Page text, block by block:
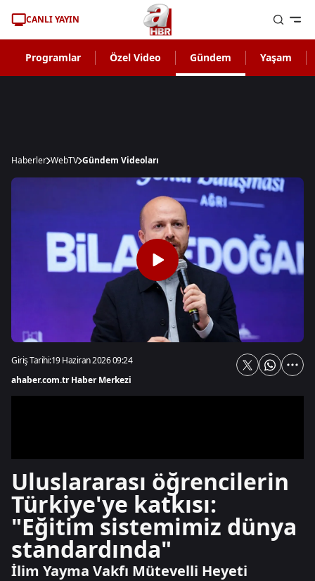
CANLI YAYIN
Programlar Özel Video Gündem Yaşam
Haberler WebTV Gündem Videoları
Giriş Tarihi:19 Haziran 2026 09:24
ahaber.com.tr Haber Merkezi
Uluslararası öğrencilerin
Türkiye'ye katkısı:
"Eğitim sistemimiz dünya
standardında"
İlim Yayma Vakfı Mütevelli Heyeti